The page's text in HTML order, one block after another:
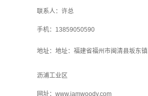
联系人：许总
手机：13859050590
地址： 地址：福建省福州市闽清县坂东镇
沥浦工业区
网址： www.iamwoody.com